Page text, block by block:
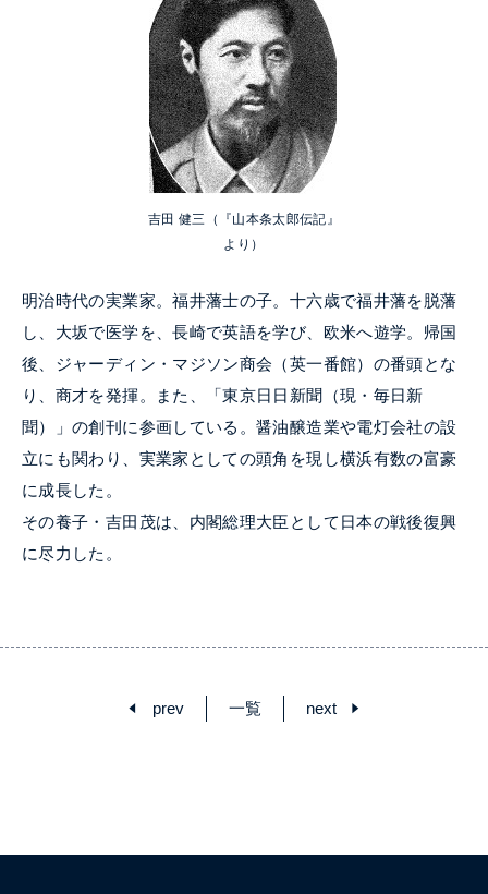
吉田 健三（『山本条太郎伝記』
より）
明治時代の実業家。福井藩士の子。十六歳で福井藩を脱藩
し、大坂で医学を、長崎で英語を学び、欧米へ遊学。帰国
後、ジャーディン・マジソン商会（英一番館）の番頭とな
り、商才を発揮。また、「東京日日新聞（現・毎日新
聞）」の創刊に参画している。醤油醸造業や電灯会社の設
立にも関わり、実業家としての頭角を現し横浜有数の富豪
に成長した。
その養子・吉田茂は、内閣総理大臣として日本の戦後復興
に尽力した。
prev 一覧 next